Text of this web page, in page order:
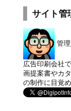
サイト管
管
広告印刷会社
画提案書やカ
の制作に目覚